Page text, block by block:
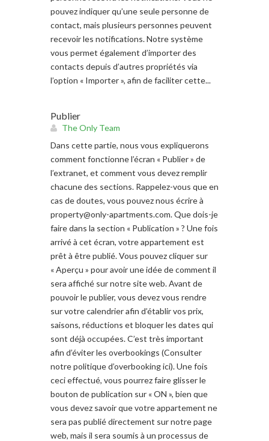
pouvez indiquer qu’une seule personne de
contact, mais plusieurs personnes peuvent
recevoir les notifications. Notre système
vous permet également d’importer des
contacts depuis d’autres propriétés via
l’option « Importer », afin de faciliter cette...
Publier
The Only Team
Dans cette partie, nous vous expliquerons
comment fonctionne l’écran « Publier » de
l’extranet, et comment vous devez remplir
chacune des sections. Rappelez-vous que en
cas de doutes, vous pouvez nous écrire à
property@only-apartments.com. Que dois-je
faire dans la section « Publication » ? Une fois
arrivé à cet écran, votre appartement est
prêt à être publié. Vous pouvez cliquer sur
« Aperçu » pour avoir une idée de comment il
sera affiché sur notre site web. Avant de
pouvoir le publier, vous devez vous rendre
sur votre calendrier afin d’établir vos prix,
saisons, réductions et bloquer les dates qui
sont déjà occupées. C’est très important
afin d’éviter les overbookings (Consulter
notre politique d’overbooking ici). Une fois
ceci effectué, vous pourrez faire glisser le
bouton de publication sur « ON », bien que
vous devez savoir que votre appartement ne
sera pas publié directement sur notre page
web, mais il sera soumis à un processus de